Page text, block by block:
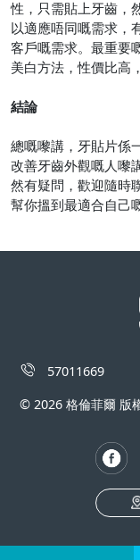
性，只需貼上牙齒，
以適應唔同嘅需求，
客戶嘅需求。最重要
美白方法，性價比高
結論
總嘅嚟講，牙貼片係
改善牙齒外觀嘅人嚟
然有疑問，歡迎隨時
幫你搵到最適合自己
57011669
© 2026 格倫菲爾 版